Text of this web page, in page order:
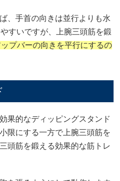
、手首の向きは並行よりも水
すいですが、上腕三頭筋を鍛
プバーの向きを平行にするの
果的なディッピングスタンド
限にする一方で上腕三頭筋を
頭筋を鍛える効果的な筋トレ